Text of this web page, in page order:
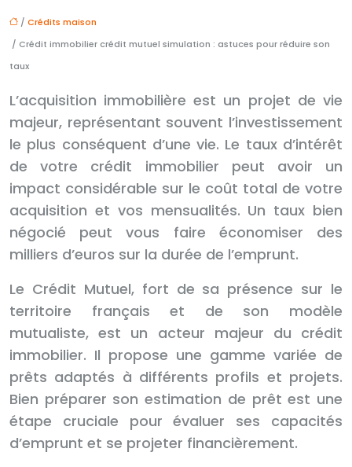
/ Crédits maison
/ Crédit immobilier crédit mutuel simulation : astuces pour réduire son
taux
L’acquisition immobilière est un projet de vie
majeur, représentant souvent l’investissement
le plus conséquent d’une vie. Le taux d’intérêt
de votre crédit immobilier peut avoir un
impact considérable sur le coût total de votre
acquisition et vos mensualités. Un taux bien
négocié peut vous faire économiser des
milliers d’euros sur la durée de l’emprunt.
Le Crédit Mutuel, fort de sa présence sur le
territoire français et de son modèle
mutualiste, est un acteur majeur du crédit
immobilier. Il propose une gamme variée de
prêts adaptés à différents profils et projets.
Bien préparer son estimation de prêt est une
étape cruciale pour évaluer ses capacités
d’emprunt et se projeter financièrement.